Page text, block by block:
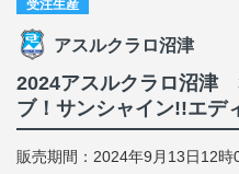
受注生産
アスルクラロ沼津
2024アスルクラロ沼津
ブ！サンシャイン!!エデ
販売期間：2024年9月13日12